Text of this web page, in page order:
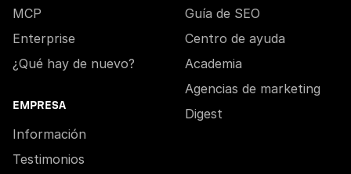
MCP
Enterprise
¿Qué hay de nuevo?
EMPRESA
Información
Testimonios
Guía de SEO
Centro de ayuda
Academia
Agencias de marketing
Digest